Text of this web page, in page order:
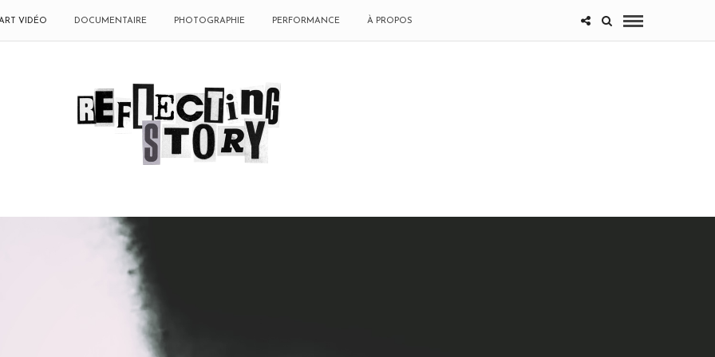
VIDÉO DOCUMENTAIRE PHOTOGRAPHIE PERFORMANCE À PROPOS